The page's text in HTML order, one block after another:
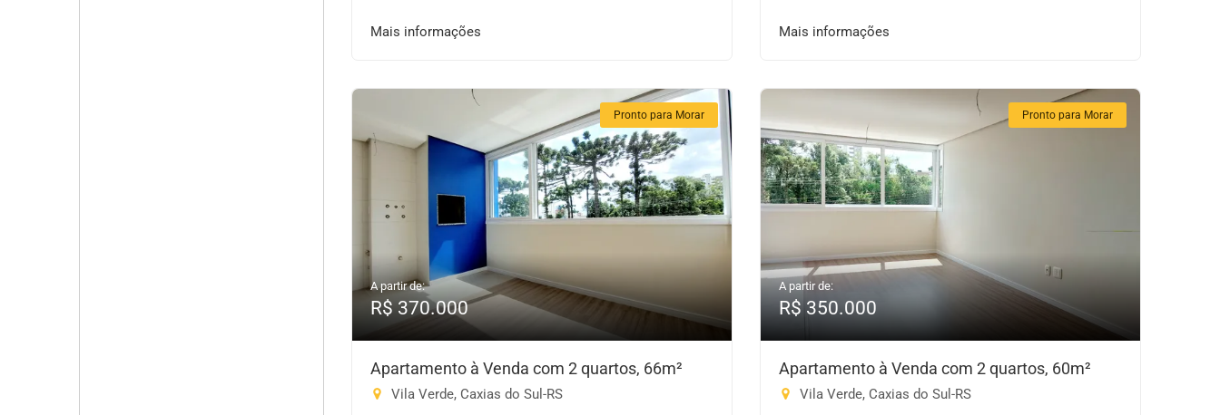
Mais informações Mais informações
Pronto para Morar
A partir de:
R$ 370.000
Apartamento à Venda com 2 quartos, 66m²
Vila Verde, Caxias do Sul-RS
Pronto para Morar
A partir de:
R$ 350.000
Apartamento à Venda com 2 quartos, 60m²
Vila Verde, Caxias do Sul-RS